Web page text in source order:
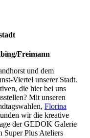
Freimann
und dem
Viertel unserer Stadt.
die hier bei uns
Mit unseren
Florina
wir die kreative
der GEDOK Galerie
Super Plus Ateliers